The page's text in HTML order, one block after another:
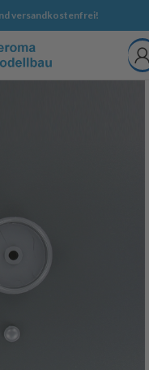
versandkostenfrei!